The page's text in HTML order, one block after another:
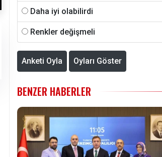
Daha iyi olabilirdi
Renkler değişmeli
Anketi Oyla Oyları Göster
BENZER HABERLER